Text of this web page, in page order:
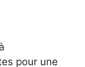
pour une